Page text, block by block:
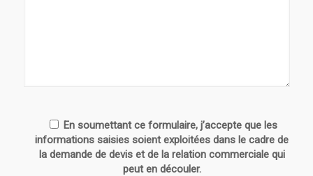
En soumettant ce formulaire, j’accepte que les
informations saisies soient exploitées dans le cadre de
la demande de devis et de la relation commerciale qui
peut en découler.